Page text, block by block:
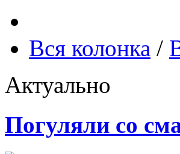
Вся колонка /
Актуально
Погуляли со